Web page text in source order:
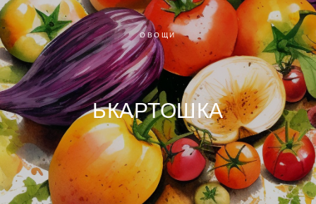
ОВОЩИ
ЬКАРТОШКА